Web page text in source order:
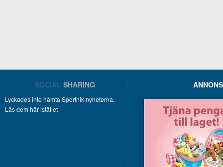
SOCIAL SHARING
Lyckades inte hämta Sportnik nyheterna.
Läs dem här istället